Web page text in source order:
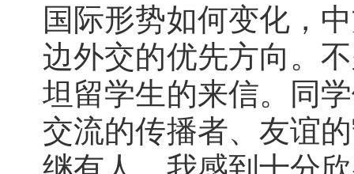
国际形势如何变化，
边外交的优先方向。
坦留学生的来信。同
交流的传播者、友谊